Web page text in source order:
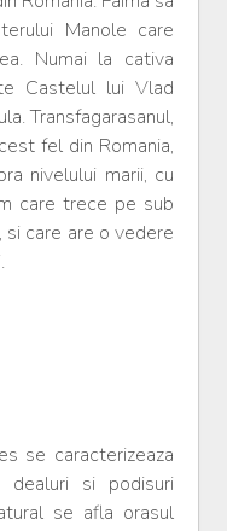
Manole care
Numai la cativa
Castelul lui Vlad
Transfagarasanul,
fel din Romania,
nivelului marii, cu
care trece pe sub
care are o vedere
se caracterizeaza
dealuri si podisuri
se afla orasul